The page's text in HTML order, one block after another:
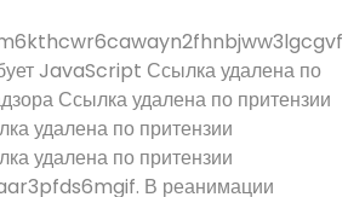
JavaScript Ссылка удалена по
Ссылка удалена по притензии
удалена по притензии
удалена по притензии
В реанимации